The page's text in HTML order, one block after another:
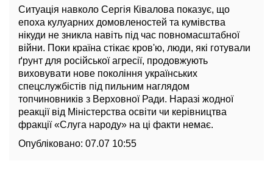
Ситуація навколо Сергія Ківалова показує, що
епоха кулуарних домовленостей та кумівства
нікуди не зникла навіть під час повномасштабної
війни. Поки країна стікає кров'ю, люди, які готували
ґрунт для російської агресії, продовжують
виховувати нове покоління українських
спецслужбістів під пильним наглядом
топчиновників з Верховної Ради. Наразі жодної
реакції від Міністерства освіти чи керівництва
фракції «Слуга народу» на ці факти немає.
Опубліковано: 07.07 10:55